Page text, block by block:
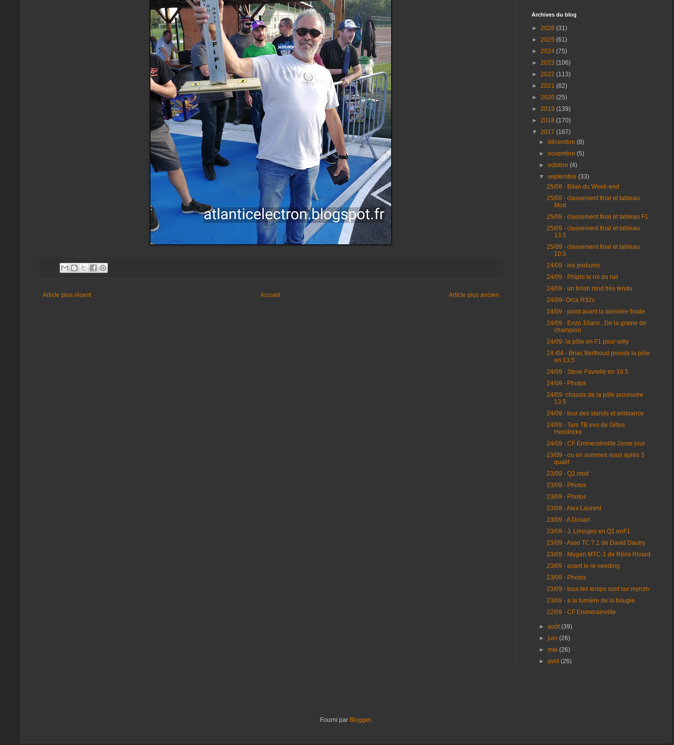
Article plus récent Article plus ancien
Accueil
Archives du blog
► 2026 (31)
► 2025 (61)
► 2024 (75)
► 2023 (106)
► 2022 (113)
► 2021 (82)
► 2020 (25)
► 2019 (139)
► 2018 (170)
▼ 2017 (167)
►décembre(8)
►novembre(5)
►octobre(4)
▼septembre(33)
25/09 - Bilan du Week-end
25/09 - classement final et tableau
Mod
25/09 - classement final et tableau F1
25/09 - classement final et tableau
13.5
25/09 - classement final et tableau
10.5
24/09 - les podiums
24/09 - Phiphi le roi du rail
24/09 - un finish mod très tendu
24/09- Orca R32x
24/09 - point avant la dernière finale
24/09 - Enzo 10ans.. De la graine de
champion
24/09- la pôle en F1 pour willy
24 /04 - Briac Berthoud prends la pôle
en 13.5
24/09 - Steve Favrelle en 10.5
24/09 - Photos
24/09- chassis de la pôle provisoire
13.5
24/09 - tour des stands et ambiance
24/09 - Tam TB evo de Gilles
Hendrickx
24/09 - CF Emmerainville 2eme jour
23/09 - ou en sommes nous après 3
qualif
23/09 - Q2 mod
23/09 - Photos
23/09 - Photos
23/09 - Alex Laurent
23/09 - A Dusart
23/09 - J. Limoges en Q1 enF1
23/09 - Asso TC 7.1 de David Dautry
23/09 - Mugen MTC-1 de Rémi Rivard
23/09 - avant le re-seeding
23/09 - Photos
23/09 - tous les temps sont sur myrcm
23/09 - a la lumière de la bougie
22/09 - CF Emmerainville
►août(39)
►juin(26)
►mai(26)
►avril(26)
Fourni par Blogger.